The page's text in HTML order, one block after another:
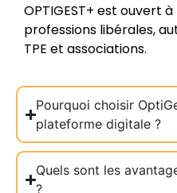
OPTIGEST+ est ouvert
professions libérales,
TPE et associations.
Pourquoi choisir
plateforme digitale ?
Quels sont les
?